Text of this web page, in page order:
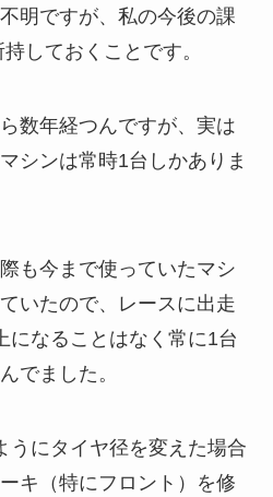
明ですが、私の今後の課
しておくことです。
数年経つんですが、実は
シンは常時1台しかありま
も今まで使っていたマシ
いたので、レースに出走
になることはなく常に1台
でました。
うにタイヤ径を変えた場合
キ（特にフロント）を修